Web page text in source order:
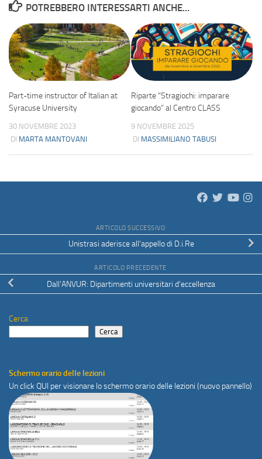
POTREBBERO INTERESSARTI ANCHE...
Part-time instructor of Italian at
Syracuse University
30 NOVEMBRE 2023
DI MARTA MANTOVANI
Riparte “Stragiochi: imparare
giocando” al Centro CLASS
9 NOVEMBRE 2025
DI MASSIMILIANO TABUSI
ARTICOLO SUCCESSIVO
Unistrasi aderisce all’appello di D.i.Re
ARTICOLO PRECEDENTE
Dall’ANVUR: Dipartimenti universitari d’eccellenza
Cerca
Cerca
Schermo orario delle lezioni
Un click QUI per visionare lo schermo orario delle lezioni (nuovo pannello)